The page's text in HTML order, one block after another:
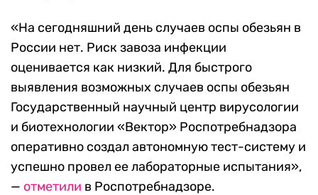
«На сегодняшний день случаев оспы обезьян в
России нет. Риск завоза инфекции
оценивается как низкий. Для быстрого
выявления возможных случаев оспы обезьян
Государственный научный центр вирусологии
и биотехнологии «Вектор» Роспотребнадзора
оперативно создал автономную тест-систему и
успешно провел ее лабораторные испытания»,
— отметили в Роспотребнадзоре.